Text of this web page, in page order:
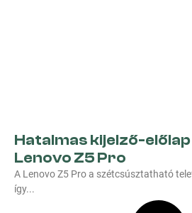
Hatalmas kijelző-
Lenovo Z5 Pro
A Lenovo Z5 Pro a szétcsúsztatható
így